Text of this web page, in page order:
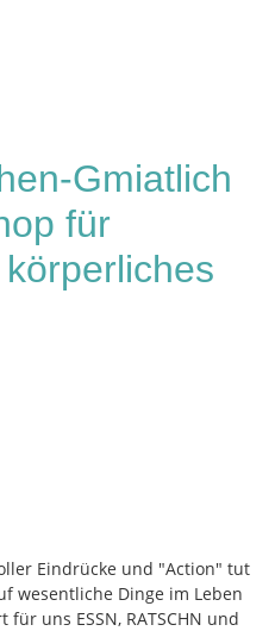
Gmiatlich
für
Eindrücke und "Action" tut
wesentliche Dinge im Leben
uns ESSN, RATSCHN und